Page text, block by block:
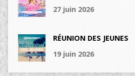
27 juin 2026
RÉUNION DES JEUNES
19 juin 2026